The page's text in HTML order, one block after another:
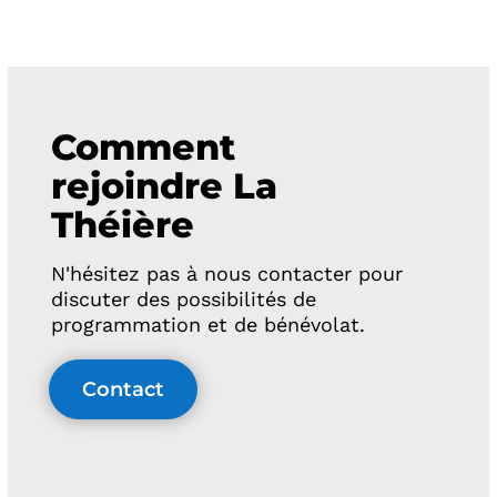
Comment
rejoindre La
Théière
N'hésitez pas à nous contacter pour
discuter des possibilités de
programmation et de bénévolat.
Contact